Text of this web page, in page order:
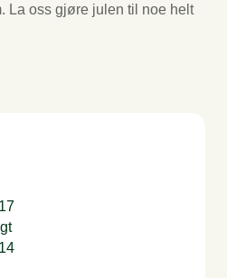
La oss gjøre julen til noe helt